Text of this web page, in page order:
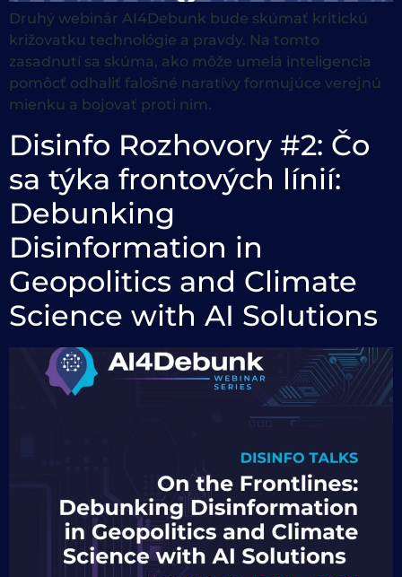
Druhý webinár AI4Debunk bude skúmať kritickú
križovatku technológie a pravdy. Na tomto
zasadnutí sa skúma, ako môže umelá inteligencia
pomôcť odhaliť falošné naratívy formujúce verejnú
mienku a bojovať proti nim.
Disinfo Rozhovory #2: Čo
sa týka frontových línií:
Debunking
Disinformation in
Geopolitics and Climate
Science with AI Solutions